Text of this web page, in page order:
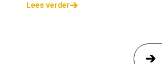
podium bij. Lees hier meer.
Lees verder